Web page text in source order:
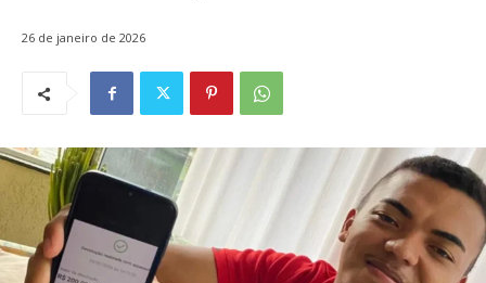
26 de janeiro de 2026